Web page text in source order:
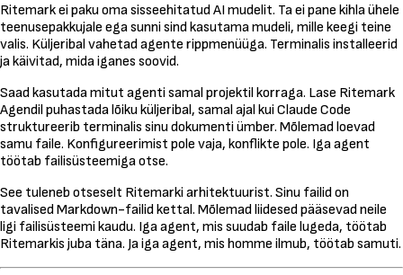
Ritemark ei paku oma sisseehitatud AI mudelit. Ta ei pane kihla ühele
teenusepakkujale ega sunni sind kasutama mudeli, mille keegi teine
valis. Küljeribal vahetad agente rippmenüüga. Terminalis installeerid
ja käivitad, mida iganes soovid.
Saad kasutada mitut agenti samal projektil korraga. Lase Ritemark
Agendil puhastada lõiku küljeribal, samal ajal kui Claude Code
struktureerib terminalis sinu dokumenti ümber. Mõlemad loevad
samu faile. Konfigureerimist pole vaja, konflikte pole. Iga agent
töötab failisüsteemiga otse.
See tuleneb otseselt Ritemarki arhitektuurist. Sinu failid on
tavalised Markdown-failid kettal. Mõlemad liidesed pääsevad neile
ligi failisüsteemi kaudu. Iga agent, mis suudab faile lugeda, töötab
Ritemarkis juba täna. Ja iga agent, mis homme ilmub, töötab samuti.